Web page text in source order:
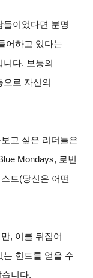
이었다면 분명
어하고 있다는
다. 보통의
로 자신의
고 싶은 리더들은
Mondays, 로빈
트(당신은 어떤
, 이를 뒤집어
는 힌트를 얻을 수
니다.